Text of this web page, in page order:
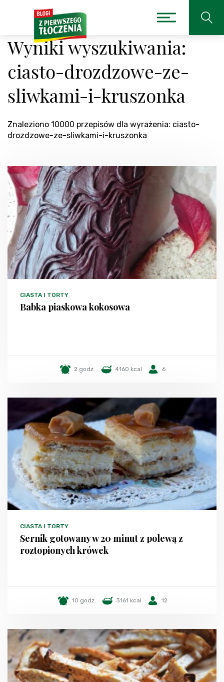
Wyniki wyszukiwania:
ciasto-drozdzowe-ze-
sliwkami-i-kruszonka
Znaleziono 10000 przepisów dla wyrażenia: ciasto-
drozdzowe-ze-sliwkami-i-kruszonka
CIASTA I TORTY
Babka piaskowa kokosowa
2 godz. 4160 kcal 6
CIASTA I TORTY
Sernik gotowany w 20 minut z polewą z
roztopionych krówek
10 godz. 3161 kcal 12